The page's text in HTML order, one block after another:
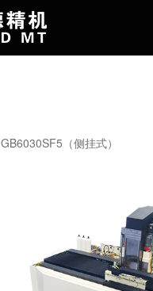
GB6030SF5（侧挂式）